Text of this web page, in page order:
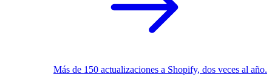
Más de 150 actualizaciones a Shopify, dos veces al año.